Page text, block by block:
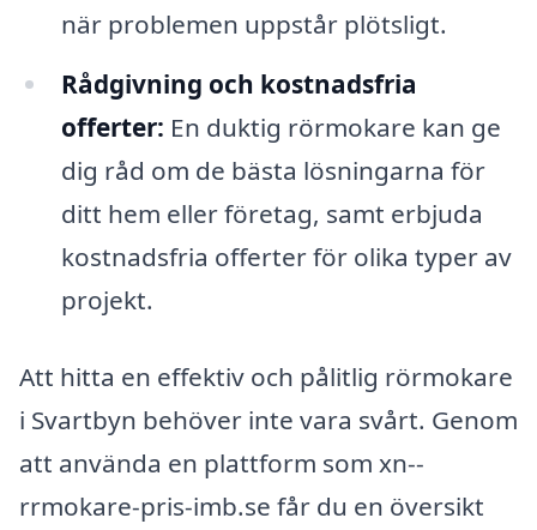
när problemen uppstår plötsligt.
Rådgivning och kostnadsfria
offerter: En duktig rörmokare kan ge
dig råd om de bästa lösningarna för
ditt hem eller företag, samt erbjuda
kostnadsfria offerter för olika typer av
projekt.
Att hitta en effektiv och pålitlig rörmokare
i Svartbyn behöver inte vara svårt. Genom
att använda en plattform som xn--
rrmokare-pris-imb.se får du en översikt